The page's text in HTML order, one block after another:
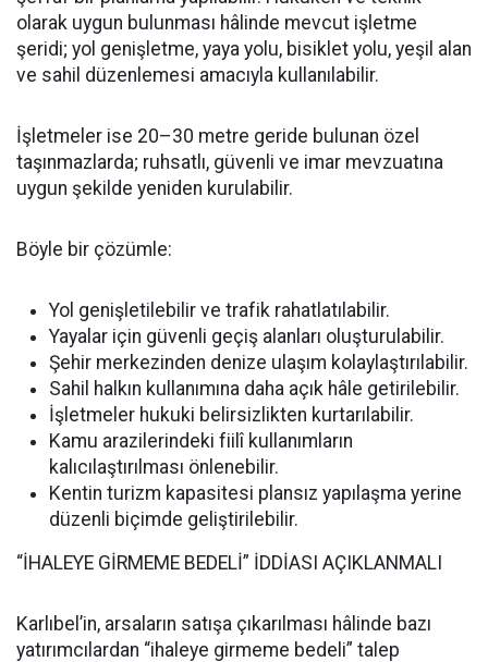
olarak uygun bulunması hâlinde mevcut işletme
şeridi; yol genişletme, yaya yolu, bisiklet yolu, yeşil alan
ve sahil düzenlemesi amacıyla kullanılabilir.
İşletmeler ise 20–30 metre geride bulunan özel
taşınmazlarda; ruhsatlı, güvenli ve imar mevzuatına
uygun şekilde yeniden kurulabilir.
Böyle bir çözümle:
Yol genişletilebilir ve trafik rahatlatılabilir.
Yayalar için güvenli geçiş alanları oluşturulabilir.
Şehir merkezinden denize ulaşım kolaylaştırılabilir.
Sahil halkın kullanımına daha açık hâle getirilebilir.
İşletmeler hukuki belirsizlikten kurtarılabilir.
Kamu arazilerindeki fiilî kullanımların
kalıcılaştırılması önlenebilir.
Kentin turizm kapasitesi plansız yapılaşma yerine
düzenli biçimde geliştirilebilir.
“İHALEYE GİRMEME BEDELİ” İDDİASI AÇIKLANMALI
Karlıbel’in, arsaların satışa çıkarılması hâlinde bazı
yatırımcılardan “ihaleye girmeme bedeli” talep